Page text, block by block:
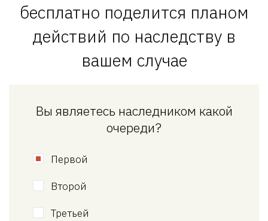
бесплатно поделится планом
действий по наследству в
вашем случае
Вы являетесь наследником какой
очереди?
Первой
Второй
Третьей